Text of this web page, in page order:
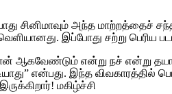
சினிமாவும் அந்த மாற்றத்தைச்
இப்போது சற்று
தான் ஆகவேண்டும் என்று நச் என்று
என்பது. இந்த
மகிழ்ச்சி